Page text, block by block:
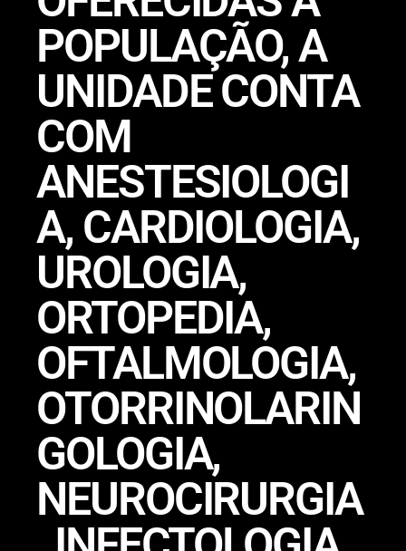
POPULAÇÃO, A
UNIDADE CONTA
COM
ANESTESIOLOGI
A, CARDIOLOGIA,
UROLOGIA,
ORTOPEDIA,
OFTALMOLOGIA,
OTORRINOLARIN
GOLOGIA,
NEUROCIRURGIA